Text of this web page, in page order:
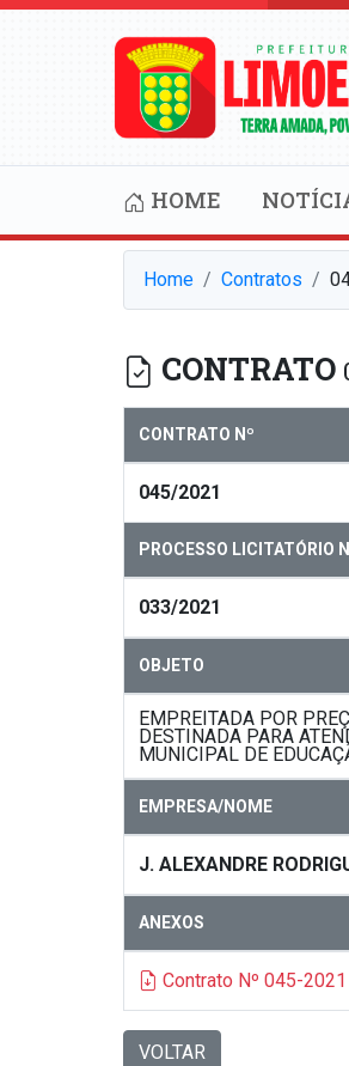
HOME
Home Contratos
CONTRATO
CONTRATO Nº
045/2021
PROCESSO LICITATÓRIO
033/2021
OBJETO
EMPREITADA POR
DESTINADA PARA
MUNICIPAL DE
EMPRESA/NOME
J. ALEXANDRE
ANEXOS
Contrato Nº 045-2021
VOLTAR